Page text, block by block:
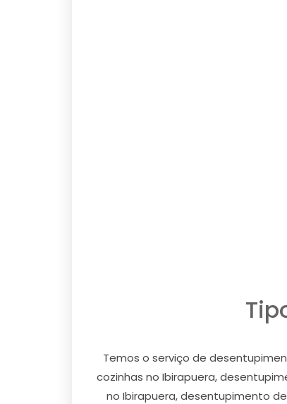
Temos o serviço de
cozinhas no Ibirapuera,
no Ibirapuera, desentupimento